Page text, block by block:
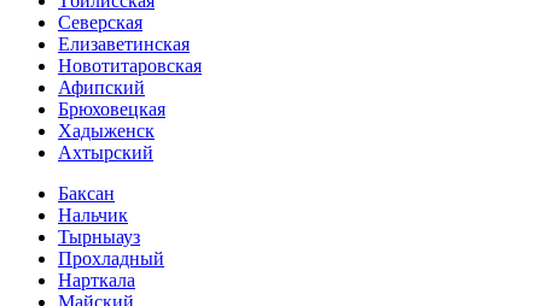
Северская
Елизаветинская
Новотитаровская
Афипский
Брюховецкая
Хадыженск
Ахтырский
Баксан
Нальчик
Тырныауз
Прохладный
Нарткала
Майский